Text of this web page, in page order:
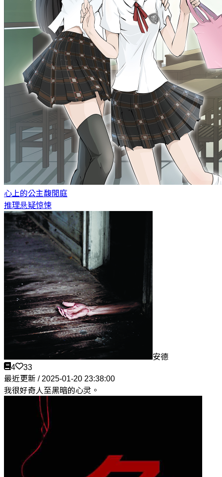
心上的公主馥閒庭
推理悬疑惊悚
安德
4
33
最近更新 / 2025-01-20 23:38:00
我很好奇人至黑暗的心灵。